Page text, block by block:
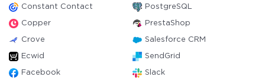
Constant Contact PostgreSQL
Copper PrestaShop
Crove Salesforce CRM
Ecwid SendGrid
Facebook Slack